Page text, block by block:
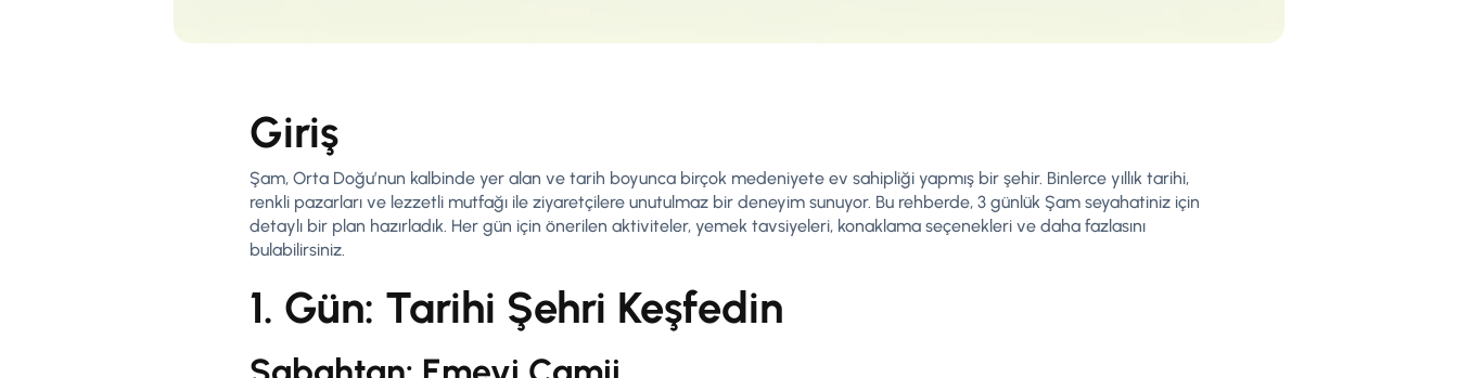
Giriş
Şam, Orta Doğu’nun kalbinde yer alan ve tarih boyunca birçok medeniyete ev sahipliği yapmış bir şehir. Binlerce yıllık tarihi,
renkli pazarları ve lezzetli mutfağı ile ziyaretçilere unutulmaz bir deneyim sunuyor. Bu rehberde, 3 günlük Şam seyahatiniz için
detaylı bir plan hazırladık. Her gün için önerilen aktiviteler, yemek tavsiyeleri, konaklama seçenekleri ve daha fazlasını
bulabilirsiniz.
1. Gün: Tarihi Şehri Keşfedin